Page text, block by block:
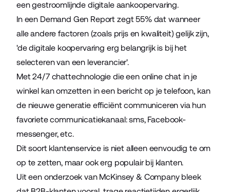
een gestroomlijnde digitale aankoopervaring.
In een Demand Gen Report zegt 55% dat wanneer
alle andere factoren (zoals prijs en kwaliteit) gelijk zijn,
'de digitale koopervaring erg belangrijk is bij het
selecteren van een leverancier'.
Met 24/7 chattechnologie die een online chat in je
winkel kan omzetten in een bericht op je telefoon, kan
de nieuwe generatie efficiënt communiceren via hun
favoriete communicatiekanaal: sms, Facebook-
messenger, etc.
Dit soort klantenservice is niet alleen eenvoudig te om
op te zetten, maar ook erg populair bij klanten.
Uit een onderzoek van McKinsey & Company bleek